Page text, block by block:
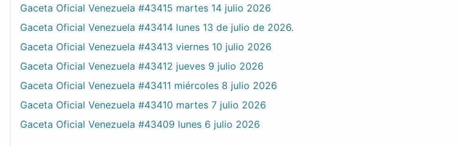
Gaceta Oficial Venezuela #43415 martes 14 julio 2026
Gaceta Oficial Venezuela #43414 lunes 13 de julio de 2026.
Gaceta Oficial Venezuela #43413 viernes 10 julio 2026
Gaceta Oficial Venezuela #43412 jueves 9 julio 2026
Gaceta Oficial Venezuela #43411 miércoles 8 julio 2026
Gaceta Oficial Venezuela #43410 martes 7 julio 2026
Gaceta Oficial Venezuela #43409 lunes 6 julio 2026